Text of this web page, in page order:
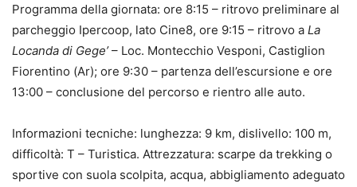
Programma della giornata: ore 8:15 – ritrovo preliminare al
parcheggio Ipercoop, lato Cine8, ore 9:15 – ritrovo a La
Locanda di Gege’– Loc. Montecchio Vesponi, Castiglion
Fiorentino (Ar); ore 9:30 – partenza dell’escursione e ore
13:00 – conclusione del percorso e rientro alle auto.
Informazioni tecniche: lunghezza: 9 km, dislivello: 100 m,
difficoltà: T – Turistica. Attrezzatura: scarpe da trekking o
sportive con suola scolpita, acqua, abbigliamento adeguato